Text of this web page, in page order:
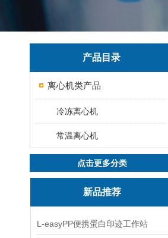
产品目录
离心机类产品
冷冻离心机
常温离心机
点击更多分类
新品推荐
L-easyPP便携蛋白印迹工作站